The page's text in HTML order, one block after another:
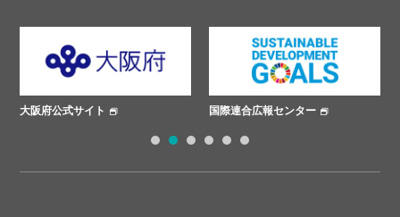
大阪府公式サイト 国際連合広報センター